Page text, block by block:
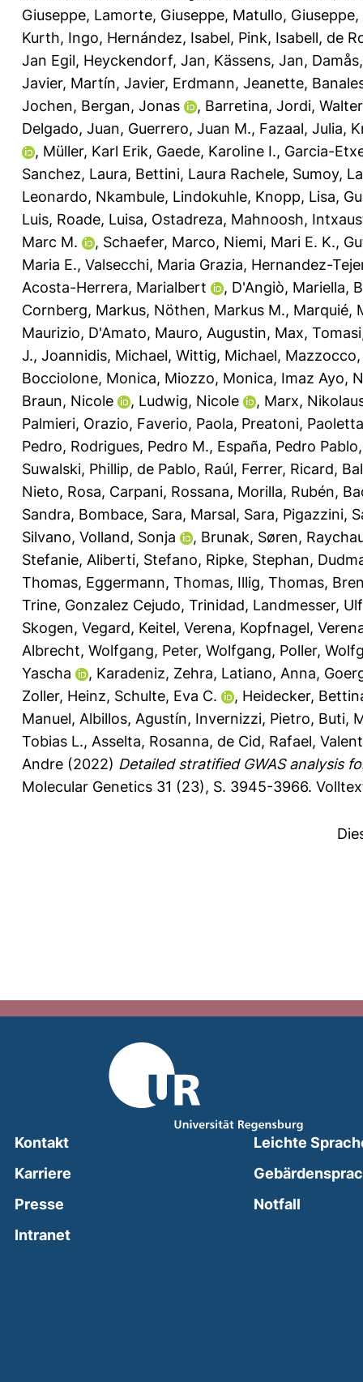
Giuseppe, Lamorte, Giuseppe, Matullo, Giuseppe,
Kurth, Ingo, Hernández, Isabel, Pink, Isabell, de
Jan Egil, Heyckendorf, Jan, Kässens, Jan,
Javier, Martín, Javier, Erdmann, Jeanette,
Jochen, Bergan, Jonas , Barretina, Jordi,
Delgado, Juan, Guerrero, Juan M., Fazaal, Julia,
, Müller, Karl Erik, Gaede, Karoline I., Garcia-
Sanchez, Laura, Bettini, Laura Rachele, Sumoy,
Leonardo, Nkambule, Lindokuhle, Knopp, Lisa,
Luis, Roade, Luisa, Ostadreza, Mahnoosh,
Marc M.
, Schaefer, Marco, Niemi, Mari E. K.,
Maria E., Valsecchi, Maria Grazia, Hernandez-
Acosta-Herrera, Marialbert
, D'Angiò, Mariella,
Cornberg, Markus, Nöthen, Markus M., Marquié,
Maurizio, D'Amato, Mauro, Augustin, Max,
J., Joannidis, Michael, Wittig, Michael,
Bocciolone, Monica, Miozzo, Monica, Imaz Ayo,
Braun, Nicole
, Ludwig, Nicole , Marx,
Palmieri, Orazio, Faverio, Paola, Preatoni, Paoletta
Pedro, Rodrigues, Pedro M., España, Pedro Pablo
Suwalski, Phillip, de Pablo, Raúl, Ferrer, Ricard,
Nieto, Rosa, Carpani, Rossana, Morilla, Rubén,
Sandra, Bombace, Sara, Marsal, Sara, Pigazzini,
Silvano, Volland, Sonja , Brunak, Søren,
Stefanie, Aliberti, Stefano, Ripke, Stephan,
Thomas, Eggermann, Thomas, Illig, Thomas,
Trine, Gonzalez Cejudo, Trinidad, Landmesser, Ulf
Skogen, Vegard, Keitel, Verena, Kopfnagel,
Albrecht, Wolfgang, Peter, Wolfgang, Poller,
Yascha
, Karadeniz, Zehra, Latiano, Anna,
Zoller, Heinz, Schulte, Eva C. , Heidecker,
Manuel, Albillos, Agustín, Invernizzi, Pietro, Buti,
Tobias L., Asselta, Rosanna, de Cid, Rafael,
Andre (2022) Detailed stratified GWAS analysis
Molecular Genetics 31 (23), S. 3945-3966.
Kontakt
Karriere
Presse
Intranet(external link, opens in a new window)
Leichte
Notfall